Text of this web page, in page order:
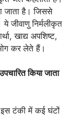
जाता है। जिससे
ये जीवाणु निर्मलीकृत
खाद्य अपशिष्ट,
कर लेते हैं।
किया जाता
टंकी में कई घंटों